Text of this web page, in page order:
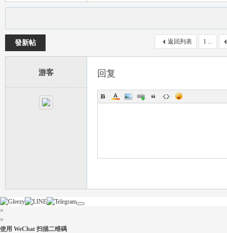
薦
1 ...
返回列表
發新帖
游客 回复
×
×
使用 WeChat 扫描二维碼